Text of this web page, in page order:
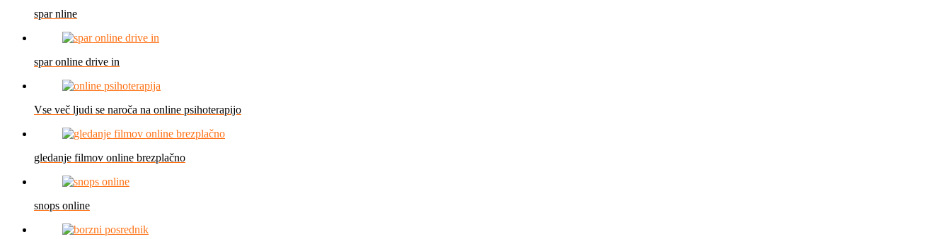
spar nline
spar online drive in
Vse več ljudi se naroča na online psihoterapijo
gledanje filmov online brezplačno
snops online